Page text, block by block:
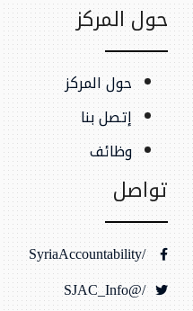
حول المركز
حول المركز
إتصل بنا
وظائف
تواصل
/SyriaAccountability
/@SJAC_Info